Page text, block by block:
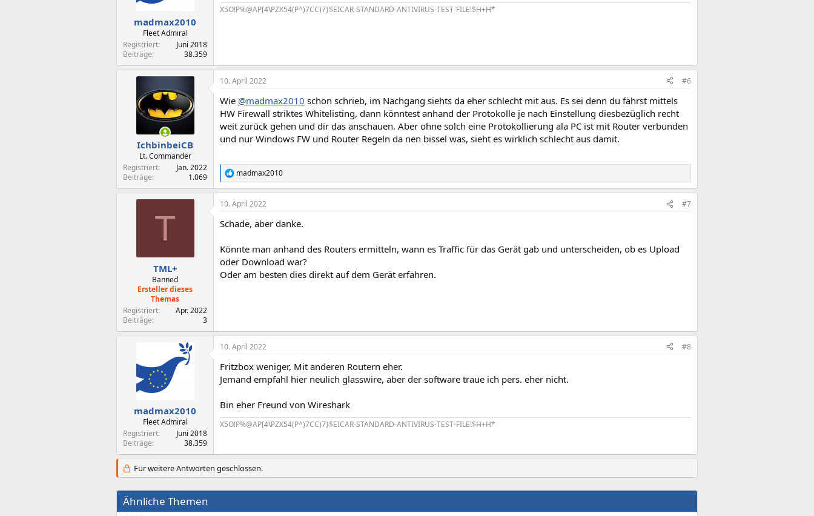
madmax2010
Fleet Admiral
Registriert
Juni 2018
Beiträge
38.359
X5O!P%@AP[4\PZX54(P^)7CC)7}$EICAR-STANDARD-ANTIVIRUS-TEST-FILE!$H+H*
IchbinbeiCB
Lt. Commander
Registriert
Jan. 2022
Beiträge
1.069
10. April 2022 #6
Wie @madmax2010 schon schrieb, im Nachgang siehts da eher schlecht mit aus. Es sei denn du fährst mittels
HW Firewall striktes Whitelisting, dann könntest anhand der Protokolle je nach Einstellung diesbezüglich recht
weit zurück gehen und dir das anschauen. Aber ohne solch eine Protokollierung ala PC ist mit Router verbunden
und nur Windows FW und Router Regeln da nen bissel was, sieht es wirklich schlecht aus damit.
R
e
a
k
i
n
e
n
:
madmax2010
T
TML+
Banned
Ersteller dieses
Themas
Registriert
Apr. 2022
Beiträge
3
10. April 2022 #7
Schade, aber danke.
Könnte man anhand des Routers ermitteln, wann es Traffic für das Gerät gab und unterscheiden, ob es Upload
oder Download war?
Oder am besten dies direkt auf dem Gerät erfahren.
madmax2010
Fleet Admiral
Registriert
Juni 2018
Beiträge
38.359
10. April 2022 #8
Fritzbox weniger, Mit anderen Routern eher.
Jemand empfahl hier neulich glasswire, aber der software traue ich pers. eher nicht.
Bin eher Freund von Wireshark
X5O!P%@AP[4\PZX54(P^)7CC)7}$EICAR-STANDARD-ANTIVIRUS-TEST-FILE!$H+H*
Für weitere Antworten geschlossen.
Ähnliche Themen